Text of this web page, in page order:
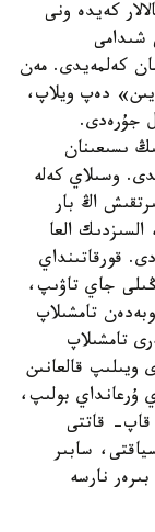
كەيدە ونى
شىدامى
كەلمەيدى. مەن
دەپ ويلاپ،
جۇرەدى.
ىسىعىنان
وسىلاي كەلە
اڭ بار
العا
قورقاتىنداي
جاي تاۋىپ،
تامشىلاپ
تامشىلاپ
ويىلىپ قالعانىن
ۇرعانداي بولىپ،
قاپ- قاتتى
سابىر
نارسە